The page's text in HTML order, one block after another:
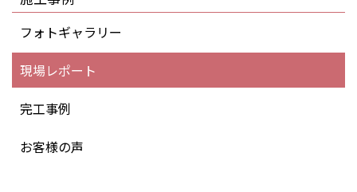
フォトギャラリー
現場レポート
完工事例
お客様の声